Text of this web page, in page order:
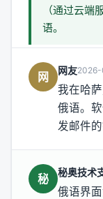
（通过云端
语。
网 网友
我在哈
俄语。
发邮件的
秘 秘奥技术
俄语界